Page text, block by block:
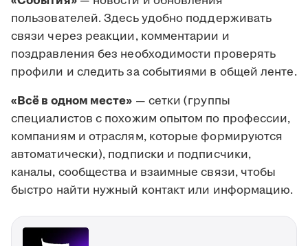
пользователей. Здесь удобно поддерживать
связи через реакции, комментарии и
поздравления без необходимости проверять
профили и следить за событиями в общей ленте.
«Всё в одном месте» — сетки (группы
специалистов с похожим опытом по профессии,
компаниям и отраслям, которые формируются
автоматически), подписки и подписчики,
каналы, сообщества и взаимные связи, чтобы
быстро найти нужный контакт или информацию.